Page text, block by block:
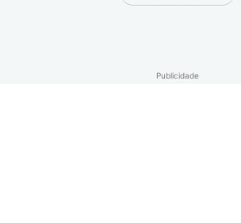
Publicidade